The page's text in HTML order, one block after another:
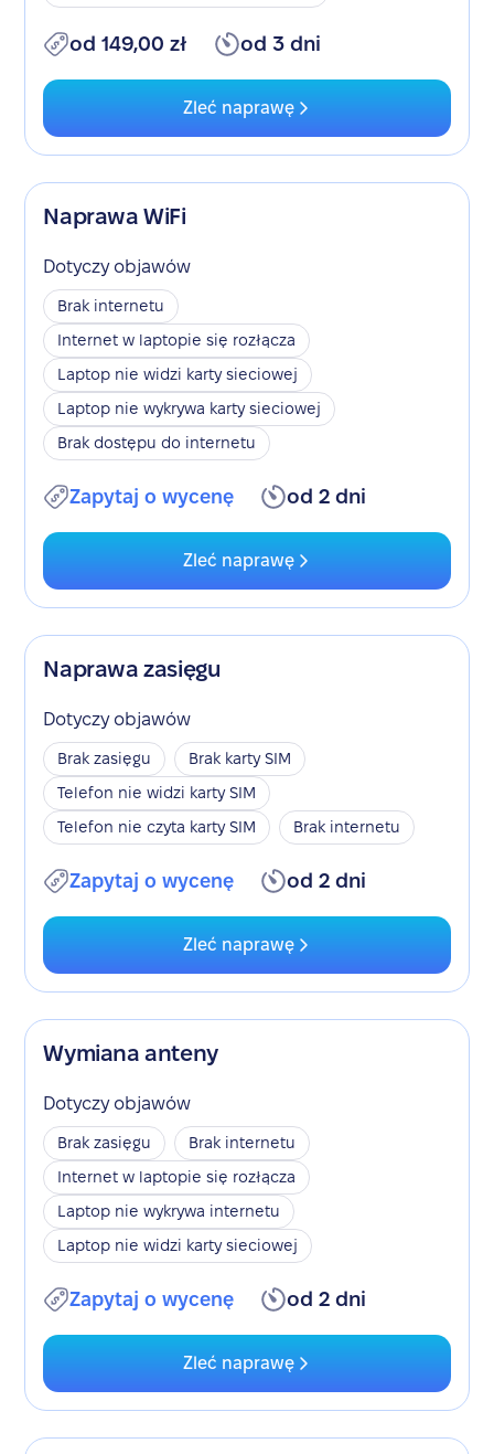
od 149,00 zł od 3 dni
Zleć naprawę
Naprawa WiFi
Dotyczy objawów
Brak internetu
Internet w laptopie się rozłącza
Laptop nie widzi karty sieciowej
Laptop nie wykrywa karty sieciowej
Brak dostępu do internetu
Zapytaj o wycenę od 2 dni
Zleć naprawę
Naprawa zasięgu
Dotyczy objawów
Brak zasięgu
Brak karty SIM
Telefon nie widzi karty SIM
Telefon nie czyta karty SIM
Brak internetu
Zapytaj o wycenę od 2 dni
Zleć naprawę
Wymiana anteny
Dotyczy objawów
Brak zasięgu
Brak internetu
Internet w laptopie się rozłącza
Laptop nie wykrywa internetu
Laptop nie widzi karty sieciowej
Zapytaj o wycenę od 2 dni
Zleć naprawę